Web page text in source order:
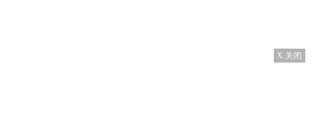
X 关闭